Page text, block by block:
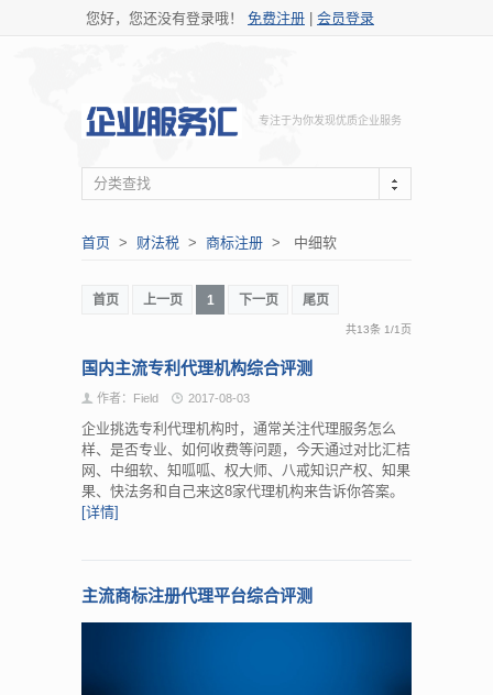
您好，您还没有登录哦！ 免费注册 会员登录
专注于为你发现优质企业服务
分类查找
首页 > 财法税 > 商标注册 > 中细软
首页 上一页 1 下一页 尾页
共13条 1/1页
国内主流专利代理机构综合评测
作者：Field 2017-08-03
企业挑选专利代理机构时，通常关注代理服务怎么
样、是否专业、如何收费等问题，今天通过对比汇桔
网、中细软、知呱呱、权大师、八戒知识产权、知果
果、快法务和自己来这8家代理机构来告诉你答案。
[详情]
主流商标注册代理平台综合评测